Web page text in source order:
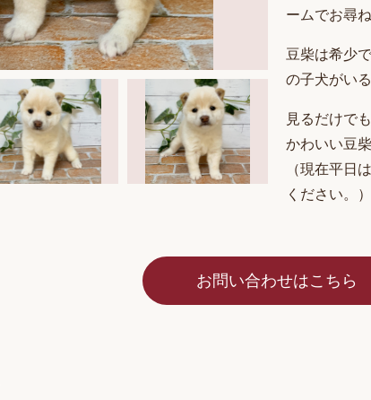
ームでお尋
豆柴は希少
の子犬がい
見るだけで
かわいい豆
（現在平日
ください。）
お問い合わせはこちら